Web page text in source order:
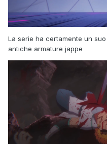
La serie ha certamente un
antiche armature jappe